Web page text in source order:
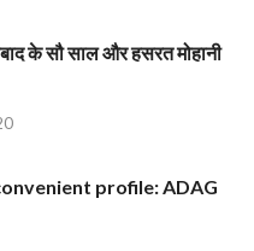
के सौ साल और हसरत मोहानी
profile: ADAG